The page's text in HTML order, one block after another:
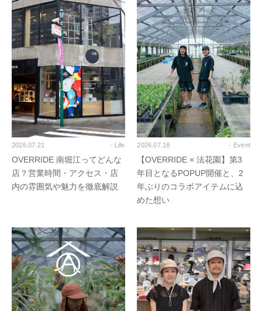
2026.07.21 - Life
OVERRIDE 南堀江ってどんな
店？営業時間・アクセス・店
内の雰囲気や魅力を徹底解説
2026.07.18 - Event
【OVERRIDE × 法花園】第3
年目となるPOPUP開催と、2
年ぶりのコラボアイテムに込
めた想い